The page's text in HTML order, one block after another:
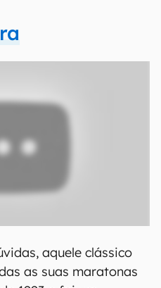
aquele clássico
as suas maratonas